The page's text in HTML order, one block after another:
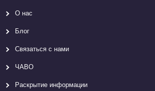
О нас
Блог
Связаться с нами
ЧАВО
Раскрытие информации